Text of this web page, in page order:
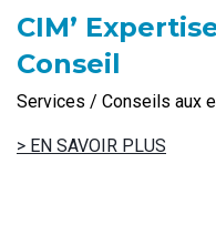
CIM’
Conseil
Services / Conseils aux
> EN SAVOIR PLUS